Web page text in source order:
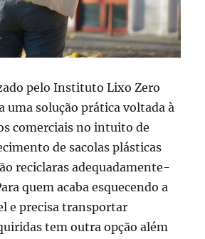
pelo Instituto Lixo Zero
uma solução prática voltada à
comerciais no intuito de
de sacolas plásticas
reciclaras adequadamente-
quem acaba esquecendo a
e precisa transportar
tem outra opção além